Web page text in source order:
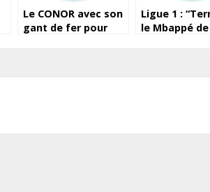
Le CONOR avec son
gant de fer pour
Ligue 1 :
le Mbappé de